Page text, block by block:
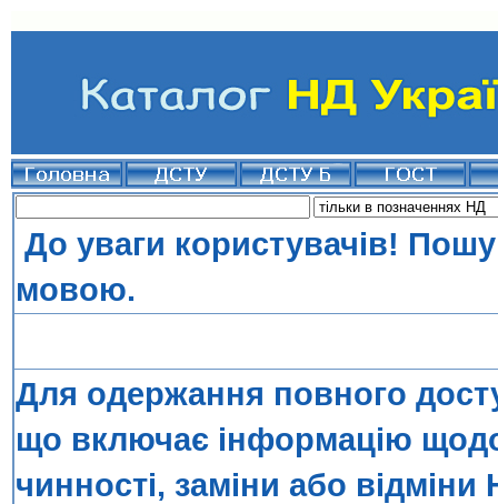
До уваги користувачів!
мовою.
Для одержання повного
що включає інформацію
чинності, заміни або